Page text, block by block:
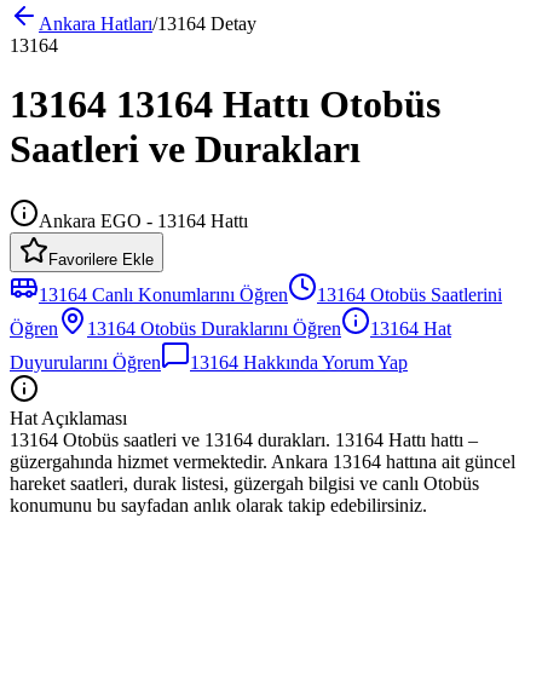
Ankara Hatları/13164 Detay
13164
13164 13164 Hattı Otobüs
Saatleri ve Durakları
Ankara EGO - 13164 Hattı
Favorilere Ekle
13164 Canlı Konumlarını Öğren 13164 Otobüs Saatlerini
Öğren
13164 Otobüs Duraklarını Öğren 13164 Hat
Duyurularını Öğren
13164 Hakkında Yorum Yap
Hat Açıklaması
13164 Otobüs saatleri ve 13164 durakları. 13164 Hattı hattı –
güzergahında hizmet vermektedir. Ankara 13164 hattına ait güncel
hareket saatleri, durak listesi, güzergah bilgisi ve canlı Otobüs
konumunu bu sayfadan anlık olarak takip edebilirsiniz.